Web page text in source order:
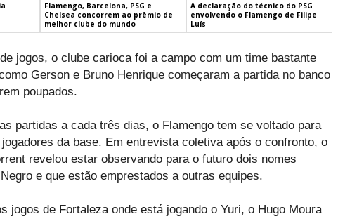
Flamengo, Barcelona, PSG e
Chelsea concorrem ao prêmio de
melhor clube do mundo
A declaração do técnico do PSG
envolvendo o Flamengo de Filipe
Luís
jogos, o clube carioca foi a campo com um time bastante
Gerson e Bruno Henrique começaram a partida no banco
poupados.
partidas a cada três dias, o Flamengo tem se voltado para
da base. Em entrevista coletiva após o confronto, o
revelou estar observando para o futuro dois nomes
e que estão emprestados a outras equipes.
jogos de Fortaleza onde está jogando o Yuri, o Hugo Moura